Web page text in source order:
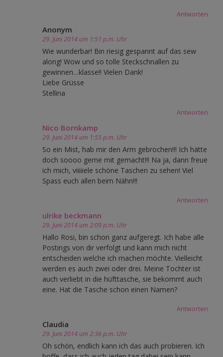
Antworten
Anonym
29. Juni 2014 um 1:51 p.m. Uhr
Wie wunderbar! Bin riesig gespannt auf das sew
along! Wow und so tolle Steckschnallen zu
gewinnen…klasse!! Vielen Dank!
Liebe Grüsse
Stellina
Antworten
Nico Bornkamp
29. Juni 2014 um 1:55 p.m. Uhr
So ein Mist, hab mir den Arm gebrochen!!! Ich hätte
doch soooo gerne mit gemacht!!! Na ja, dann freue
ich mich, viiiiiele schöne Taschen zu sehen! Viel
Spass euch allen beim Nähn!!!
Antworten
ulrike beckmann
29. Juni 2014 um 2:09 p.m. Uhr
Hallo Rosi, bin schon ganz aufgeregt. Ich habe alle
Postings von dir verfolgt und kann mich nicht
entscheiden welche ich machen möchte. Vielleicht
werden es auch zwei oder drei. Meine Tochter ist
auch verliebt in die hüfttasche, sie bekommt auch
eine. Hat die Tasche schon einen Namen?
Antworten
Claudia
29. Juni 2014 um 2:36 p.m. Uhr
Oh schön, endlich kann ich das auch probieren. Ich